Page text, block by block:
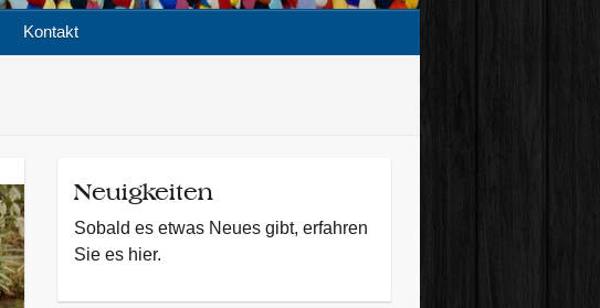
Kontakt
Neuigkeiten
Sobald es etwas Neues gibt, erfahren
Sie es hier.